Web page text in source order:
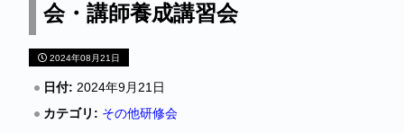
会・講師養成講習会
2024年08月21日
日付: 2024年9月21日
カテゴリ: その他研修会